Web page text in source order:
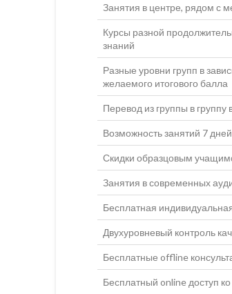
Занятия в центре, рядом с
Курсы разной
знаний
Разные уровни групп в
желаемого итогового балла
Перевод из группы в
Возможность занятий 7
Скидки образцовым
Занятия в современных
Бесплатная
Двухуровневый контроль
Бесплатные offline
Бесплатный online доступ